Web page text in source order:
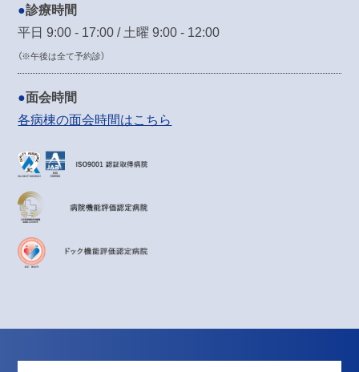
診療時間
平日 9:00 - 17:00 / 土曜 9:00 - 12:00
（※午後は全て予約診）
面会時間
各病棟の面会時間はこちら